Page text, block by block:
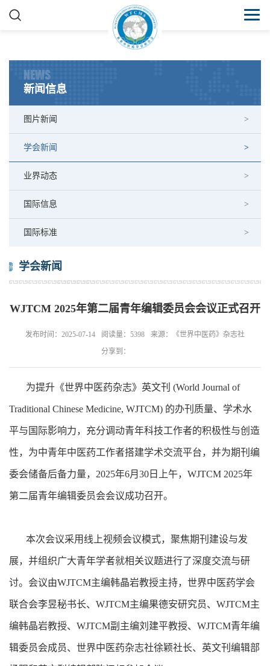
NEWS
新闻信息
图片新闻
学会新闻
业界动态
国际信息
国际标准
学会新闻
WJTCM 2025年第二届青年编辑委员会会议正式召开
发布时间：2025-07-14 阅读量：5398
来源：《世界中医药》杂志社
分享到：
为提升《世界中医药杂志》英文刊 (World Journal of
Traditional Chinese Medicine, WJTCM) 的办刊质量、学术水
平与国际影响力，充分调动青年科技工作者的积极性与创造
性，为中青年中医药工作者搭建学术交流平台，并为期刊编
委会储备后备力量，2025年6月30日上午，WJTCM 2025年
第二届青年编辑委员会会议成功召开。
本次会议采用线上视频会议模式，聚焦期刊建设与发
展，并组织广大青年学者就相关议题进行了深度交流与研
讨。会议由WJTCM主编韩晶岩教授主持，世界中医药学会
联合会李昱秘书长、WJTCM主编果德安研究员、WJTCM主
编韩晶岩教授、WJTCM副主编刘建平教授、WJTCM青年编
辑委员会成员、世界中医药杂志社徐颖社长、英文刊编辑部